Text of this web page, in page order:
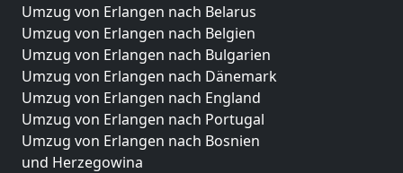
Umzug von Erlangen nach Belarus
Umzug von Erlangen nach Belgien
Umzug von Erlangen nach Bulgarien
Umzug von Erlangen nach Dänemark
Umzug von Erlangen nach England
Umzug von Erlangen nach Portugal
Umzug von Erlangen nach Bosnien
und Herzegowina